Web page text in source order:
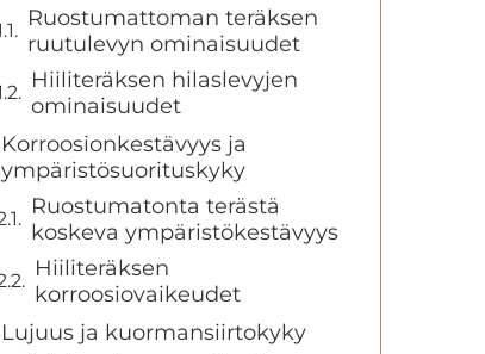
Ruostumattoman teräksen
ruutulevyn ominaisuudet
Hiiliteräksen hilaslevyjen
ominaisuudet
Korroosionkestävyys ja
ympäristösuorituskyky
Ruostumatonta terästä
koskeva ympäristökestävyys
Hiiliteräksen
korroosiovaikeudet
Lujuus ja kuormansiirtokyky